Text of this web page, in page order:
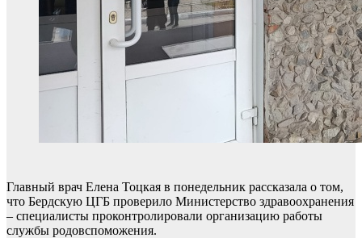
Главный врач Елена Тоцкая в понедельник рассказала о том,
что Бердскую ЦГБ проверило Министерство здравоохранения
– специалисты проконтролировали организацию работы
службы родовспоможения.